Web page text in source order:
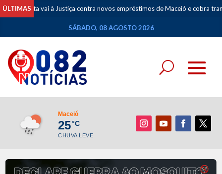
ÚLTIMASvai à Justiça contra novos empréstimos de Maceió e cobra
SÁBADO, 08 AGOSTO 2026
Maceió
25°C
CHUVA LEVE